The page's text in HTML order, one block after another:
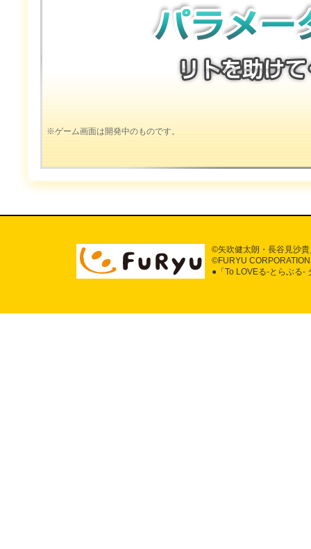
※ゲーム画面は開発中のものです。
©矢吹健太朗・長谷見沙
©FURYU
●「To LOVEる-とらぶる